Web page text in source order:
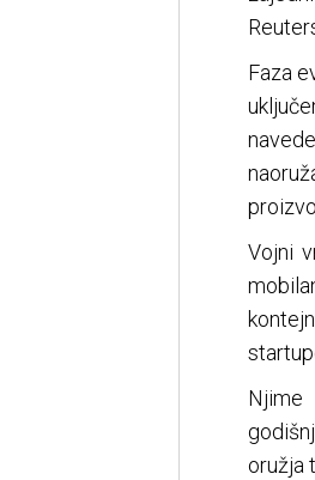
Faza
Vojni
Njime
oružja